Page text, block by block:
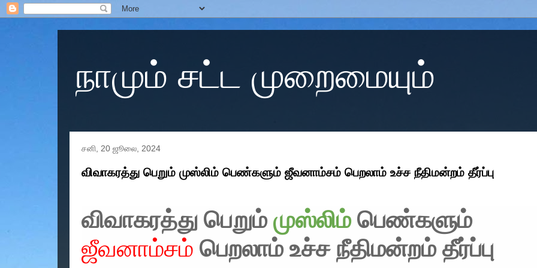
நாமும் சட்ட முறைமையும்
சனி, 20 ஜூலை, 2024
விவாகரத்து பெறும் முஸ்லிம் பெண்களும் ஜீவனாம்சம் பெறலாம் உச்ச நீதிமன்றம் தீர்ப்பு
விவாகரத்து பெறும் முஸ்லிம்பெண்களும்
ஜீவனாம்சம் பெறலாம் உச்ச நீதிமன்றம் தீர்ப்பு